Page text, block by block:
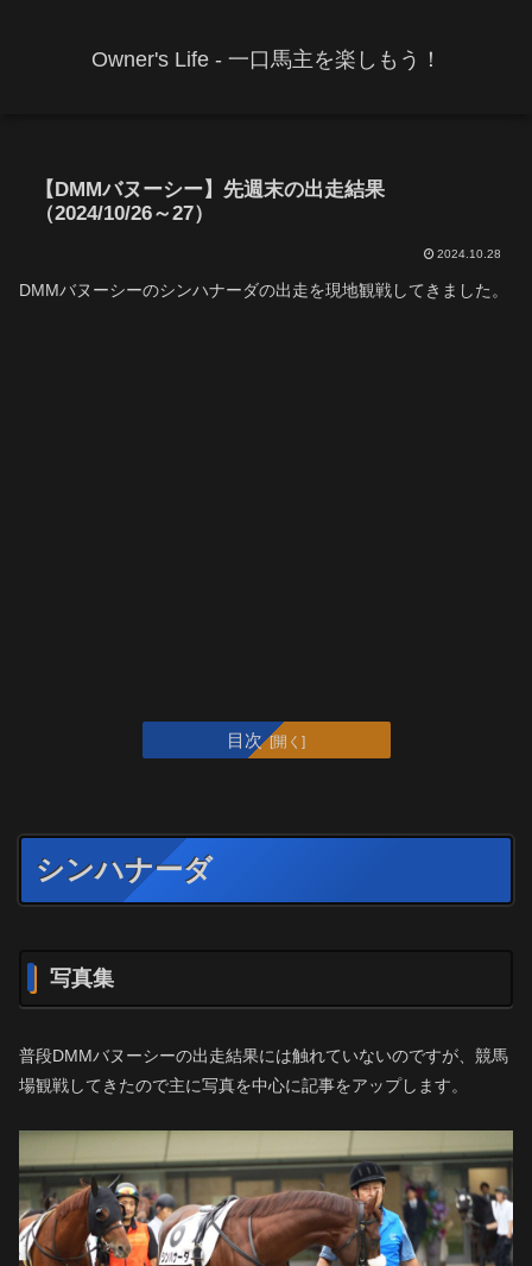
Owner's Life - 一口馬主を楽しもう！
【DMMバヌーシー】先週末の出走結果
（2024/10/26～27）
2024.10.28
DMMバヌーシーのシンハナーダの出走を現地観戦してきました。
目次
シンハナーダ
写真集
普段DMMバヌーシーの出走結果には触れていないのですが、競馬
場観戦してきたので主に写真を中心に記事をアップします。